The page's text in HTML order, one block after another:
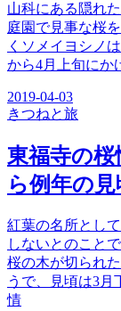
山科にある隠れ
庭園で見事な桜
くソメイヨシノ
から4月上旬にか
2019-04-03
きつねと旅
東福寺の桜
ら例年の
紅葉の名所とし
しないとのこと
桜の木が切られ
うで、見頃は3月
情